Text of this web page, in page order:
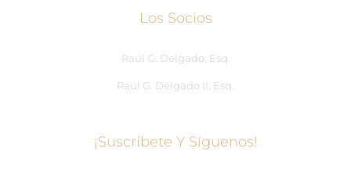
Los Socios
Raúl G. Delgado, Esq.
Raúl G. Delgado II, Esq.
¡Suscríbete Y Síguenos!